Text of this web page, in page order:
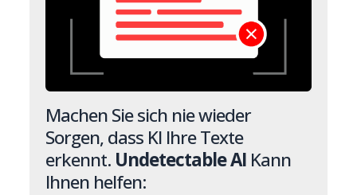
Machen Sie sich nie wieder
Sorgen, dass KI Ihre Texte
erkennt. Undetectable AI Kann
Ihnen helfen: